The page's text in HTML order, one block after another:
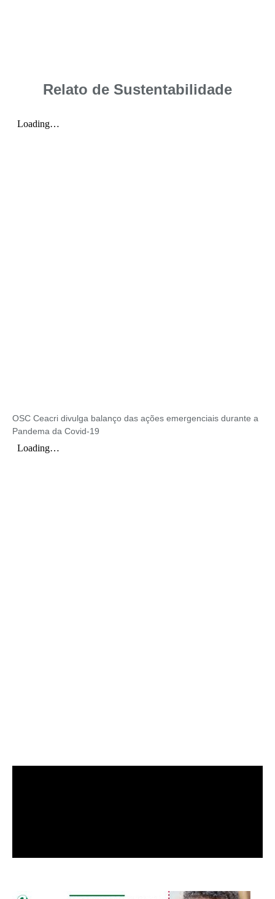
Relato de Sustentabilidade
OSC Ceacri divulga balanço das ações emergenciais durante a
Pandema da Covid-19